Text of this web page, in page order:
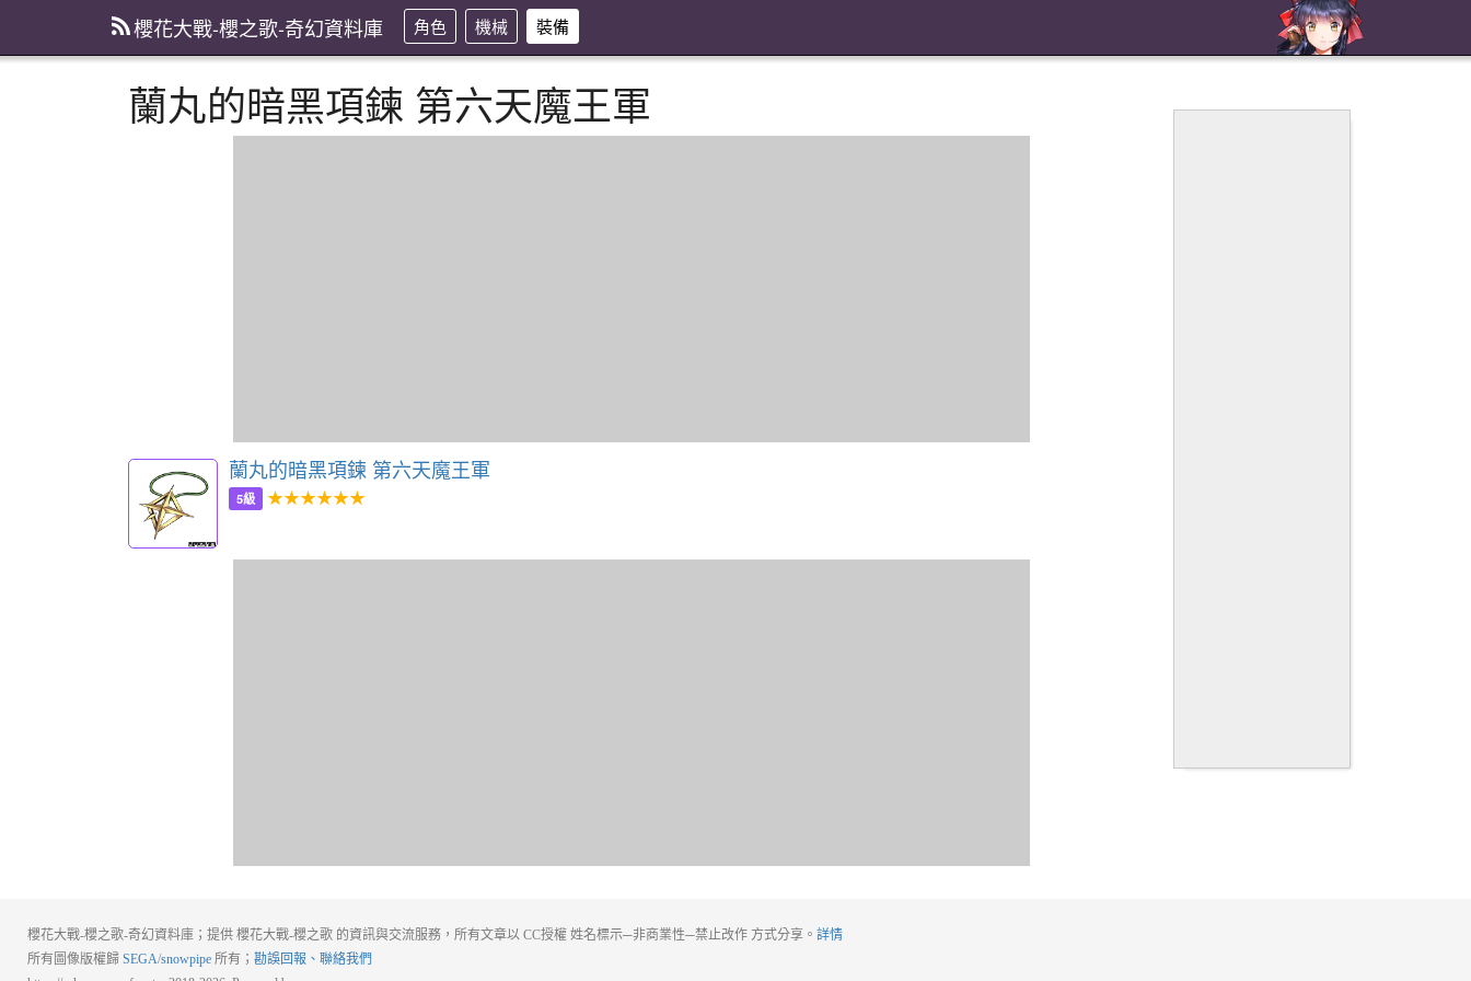
櫻花大戰-櫻之歌-奇幻資料庫 角色 機械 裝備
蘭丸的暗黑項鍊 第六天魔王軍
蘭丸的暗黑項鍊 第六天魔王軍
5級 ★★★★★★
櫻花大戰-櫻之歌-奇幻資料庫；提供 櫻花大戰-櫻之歌 的資訊與交流服務，所有文章以 CC授權 姓名標示─非商業性─禁止改作 方式分享。 詳情
所有圖像版權歸 SEGA/snowpipe 所有； 勘誤回報、聯絡我們